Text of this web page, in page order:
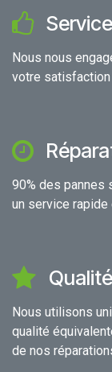
Service
Nous nous
votre
90% des pannes
un service rapide
Nous utilisons
qualité
de nos